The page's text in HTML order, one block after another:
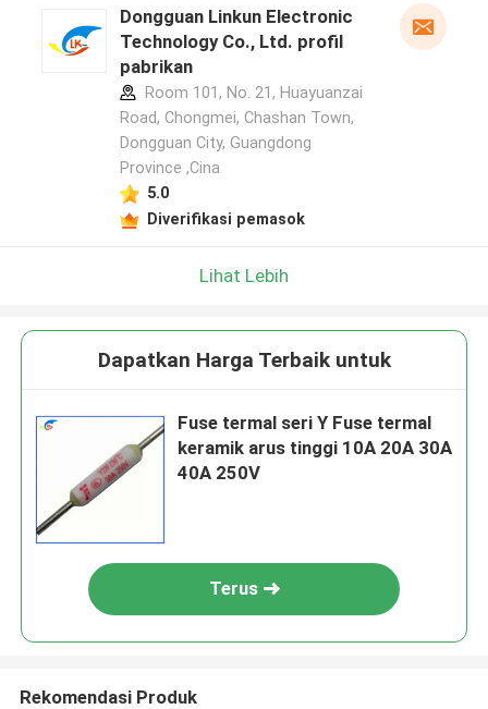
Dongguan Linkun Electronic
Technology Co., Ltd. profil
pabrikan
Room 101, No. 21, Huayuanzai
Road, Chongmei, Chashan Town,
Dongguan City, Guangdong
Province ,Cina
5.0
Diverifikasi pemasok
Lihat Lebih
Dapatkan Harga Terbaik untuk
Fuse termal seri Y Fuse termal
keramik arus tinggi 10A 20A 30A
40A 250V
Terus
Rekomendasi Produk